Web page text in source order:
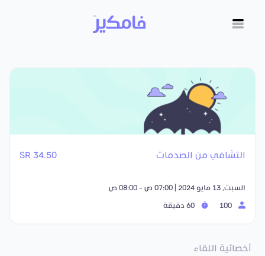
التشافي من الصدمات 34.50 SR
السبت, 13 مايو 2024 | 07:00 ص - 08:00 ص
أخصائية اللقاء